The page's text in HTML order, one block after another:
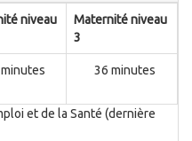
niveau
Maternité niveau
3
36 minutes
et de la Santé (dernière